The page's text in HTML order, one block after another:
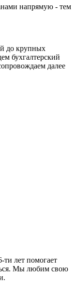
напрямую - тем
до крупных
бухгалтерский
далее
ти лет помогает
Мы любим свою